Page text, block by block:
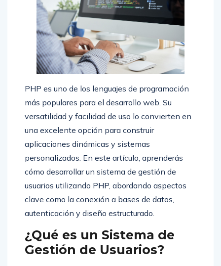
PHP es uno de los lenguajes de programación
más populares para el desarrollo web. Su
versatilidad y facilidad de uso lo convierten en
una excelente opción para construir
aplicaciones dinámicas y sistemas
personalizados. En este artículo, aprenderás
cómo desarrollar un sistema de gestión de
usuarios utilizando PHP, abordando aspectos
clave como la conexión a bases de datos,
autenticación y diseño estructurado.
¿Qué es un Sistema de
Gestión de Usuarios?